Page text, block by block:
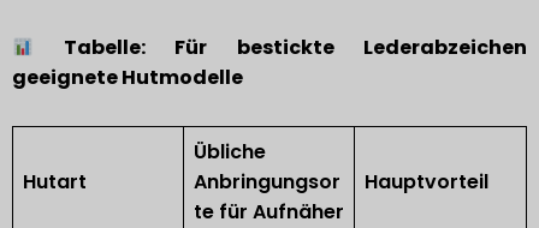
Tabelle: Für bestickte Lederabzeichen
geeignete Hutmodelle
Hutart
Übliche
Anbringungsor
te für Aufnäher
Hauptvorteil